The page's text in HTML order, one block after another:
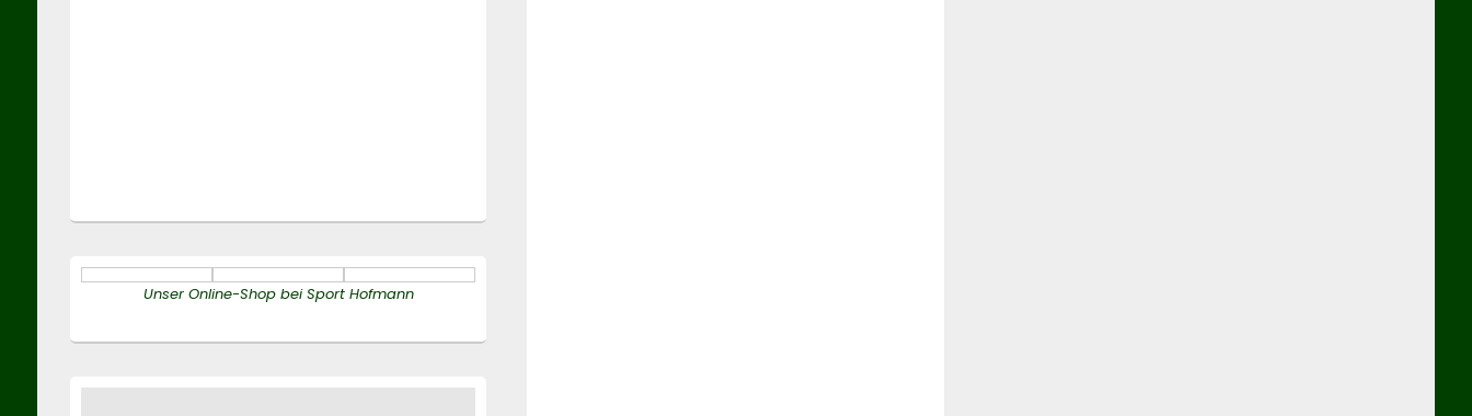
Unser Online-Shop bei Sport Hofmann